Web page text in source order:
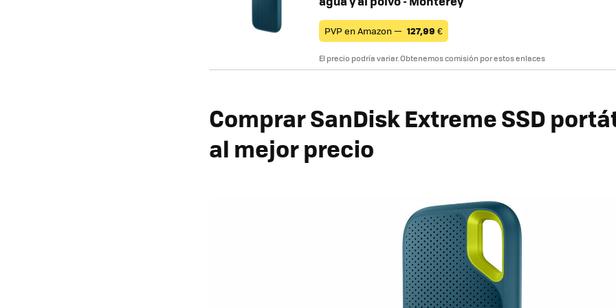
PVP en Amazon — 127,99 €
El precio podría variar. Obtenemos comisión por estos enlaces
Comprar SanDisk Extreme SSD
al mejor precio